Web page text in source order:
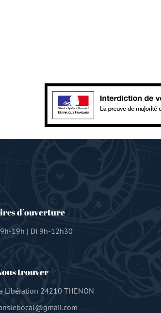
d’ouverture
19h | Di 9h-12h30
trouver
Libération 24210 THENON